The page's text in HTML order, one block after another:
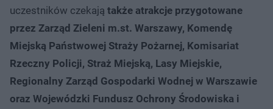
uczestników czekają także atrakcje przygotowane
przez Zarząd Zieleni m.st. Warszawy, Komendę
Miejską Państwowej Straży Pożarnej, Komisariat
Rzeczny Policji, Straż Miejską, Lasy Miejskie,
Regionalny Zarząd Gospodarki Wodnej w Warszawie
oraz Wojewódzki Fundusz Ochrony Środowiska i